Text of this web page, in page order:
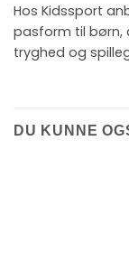
Hos Kidssport
pasform til børn,
tryghed og
DU KUNNE